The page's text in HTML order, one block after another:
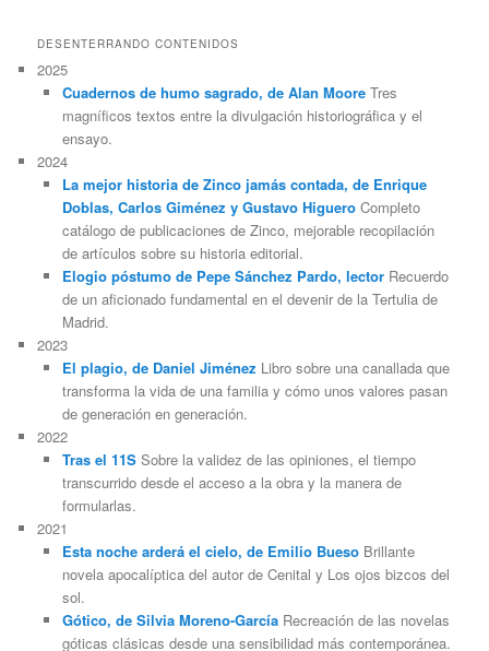
DESENTERRANDO CONTENIDOS
2025
Cuadernos de humo sagrado, de Alan MooreTres
magníficos textos entre la divulgación historiográfica y el
ensayo.
2024
La mejor historia de Zinco jamás contada, de Enrique
Doblas, Carlos Giménez y Gustavo HigueroCompleto
catálogo de publicaciones de Zinco, mejorable recopilación
de artículos sobre su historia editorial.
Elogio póstumo de Pepe Sánchez Pardo, lectorRecuerdo
de un aficionado fundamental en el devenir de la Tertulia de
Madrid.
2023
El plagio, de Daniel Jiménez Libro sobre una canallada que
transforma la vida de una familia y cómo unos valores pasan
de generación en generación.
2022
Tras el 11SSobre la validez de las opiniones, el tiempo
transcurrido desde el acceso a la obra y la manera de
formularlas.
2021
Esta noche arderá el cielo, de Emilio BuesoBrillante
novela apocalíptica del autor de Cenital y Los ojos bizcos del
sol.
Gótico, de Silvia Moreno-GarcíaRecreación de las novelas
góticas clásicas desde una sensibilidad más contemporánea.